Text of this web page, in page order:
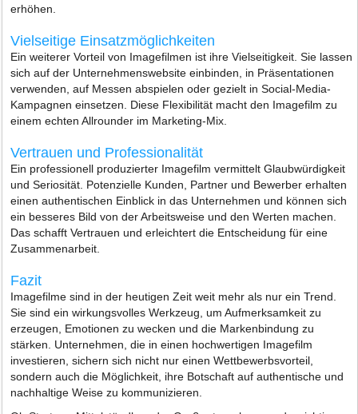
erhöhen.
Vielseitige Einsatzmöglichkeiten
Ein weiterer Vorteil von Imagefilmen ist ihre Vielseitigkeit. Sie lassen
sich auf der Unternehmenswebsite einbinden, in Präsentationen
verwenden, auf Messen abspielen oder gezielt in Social-Media-
Kampagnen einsetzen. Diese Flexibilität macht den Imagefilm zu
einem echten Allrounder im Marketing-Mix.
Vertrauen und Professionalität
Ein professionell produzierter Imagefilm vermittelt Glaubwürdigkeit
und Seriosität. Potenzielle Kunden, Partner und Bewerber erhalten
einen authentischen Einblick in das Unternehmen und können sich
ein besseres Bild von der Arbeitsweise und den Werten machen.
Das schafft Vertrauen und erleichtert die Entscheidung für eine
Zusammenarbeit.
Fazit
Imagefilme sind in der heutigen Zeit weit mehr als nur ein Trend.
Sie sind ein wirkungsvolles Werkzeug, um Aufmerksamkeit zu
erzeugen, Emotionen zu wecken und die Markenbindung zu
stärken. Unternehmen, die in einen hochwertigen Imagefilm
investieren, sichern sich nicht nur einen Wettbewerbsvorteil,
sondern auch die Möglichkeit, ihre Botschaft auf authentische und
nachhaltige Weise zu kommunizieren.